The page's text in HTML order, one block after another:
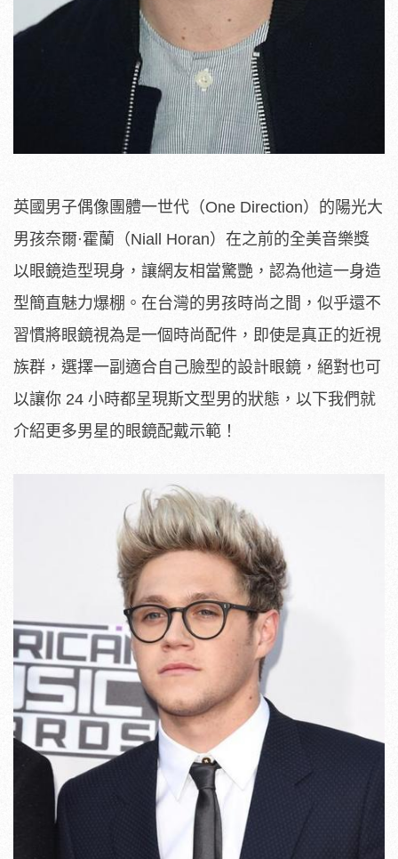
英國男子偶像團體一世代（One Direction）的陽光大
男孩奈爾·霍蘭（Niall Horan）在之前的全美音樂獎
以眼鏡造型現身，讓網友相當驚艷，認為他這一身造
型簡直魅力爆棚。在台灣的男孩時尚之間，似乎還不
習慣將眼鏡視為是一個時尚配件，即使是真正的近視
族群，選擇一副適合自己臉型的設計眼鏡，絕對也可
以讓你 24 小時都呈現斯文型男的狀態，以下我們就
介紹更多男星的眼鏡配戴示範！